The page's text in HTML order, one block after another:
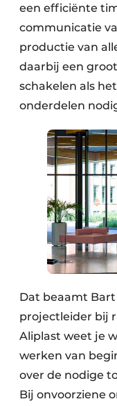
een efficiënte
communicatie
productie van
daarbij een
schakelen als
onderdelen
Dat beaamt Bart
projectleider bij
Aliplast weet je
werken van
over de nodige
Bij onvoorziene